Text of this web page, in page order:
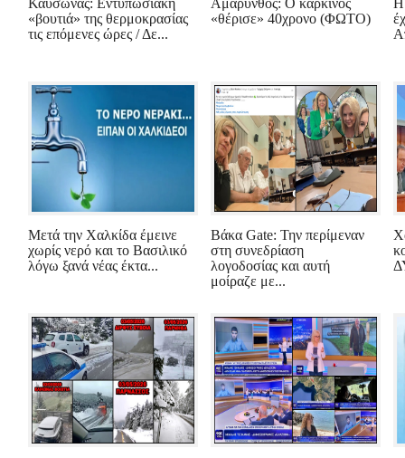
Καύσωνας: Εντυπωσιακή
«βουτιά» της θερμοκρασίας
τις επόμενες ώρες / Δε...
Αμάρυνθος: Ο καρκίνος
«θέρισε» 40χρονο (ΦΩΤΟ)
Η
Μετά την Χαλκίδα έμεινε
χωρίς νερό και το Βασιλικό
λόγω ξανά νέας έκτα...
Βάκα Gate: Την περίμεναν
στη συνεδρίαση
λογοδοσίας και αυτή
μοίραζε με...